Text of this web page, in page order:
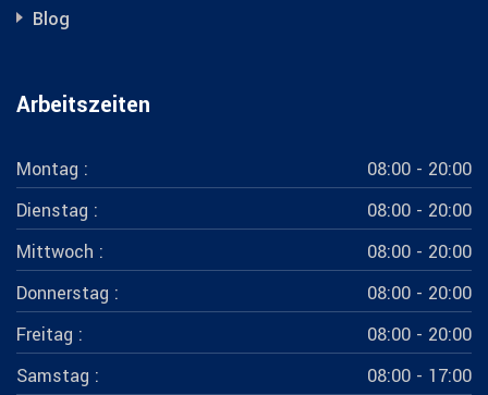
Blog
Arbeitszeiten
Montag :
08:00 - 20:00
Dienstag :
08:00 - 20:00
Mittwoch :
08:00 - 20:00
Donnerstag :
08:00 - 20:00
Freitag :
08:00 - 20:00
Samstag :
08:00 - 17:00